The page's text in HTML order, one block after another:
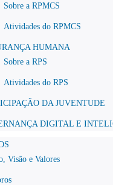
Sobre a RPMCS
Atividades do RPMCS
HUMANA
Sobre a RPS
Atividades do RPS
DA JUVENTUDE
DIGITAL E
Visão e Valores